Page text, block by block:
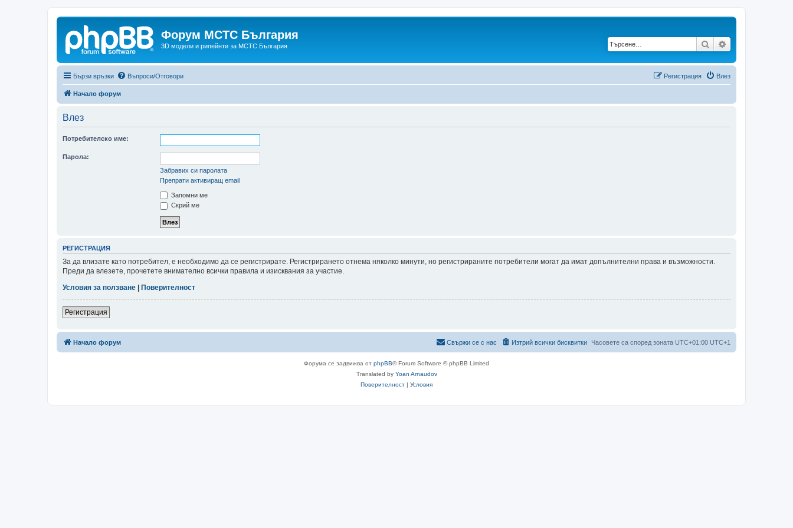
Форум МСТС България
3D модели и рипейнти за МСТС България Търсене
Бързи връзки Въпроси/Отговори Влез
Регистрация
Начало форум
Влез
Потребителско име:
Парола:
Забравих си паролата
Препрати активиращ email
Запомни ме
Скрий ме
РЕГИСТРАЦИЯ
За да влизате като потребител, е необходимо да се регистрирате. Регистрирането отнема няколко минути, но регистрираните потребители могат да имат допълнителни права и възможности.
Преди да влезете, прочетете внимателно всички правила и изисквания за участие.
Условия за ползване
Поверителност
Регистрация
Начало форум Часовете са според зоната UTC+01:00 UTC+1
Изтрий всички бисквитки
Свържи се с нас
Форума се задвижва от phpBB® Forum Software © phpBB Limited
Translated by Yoan Arnaudov
Поверителност | Условия